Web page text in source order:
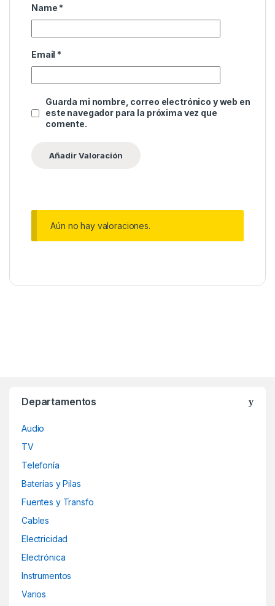
Name *
Email *
Guarda mi nombre, correo electrónico y web en
este navegador para la próxima vez que
comente.
Aún no hay valoraciones.
Departamentos
Audio
TV
Telefonía
Baterías y Pilas
Fuentes y Transfo
Cables
Electricidad
Electrónica
Instrumentos
Varios